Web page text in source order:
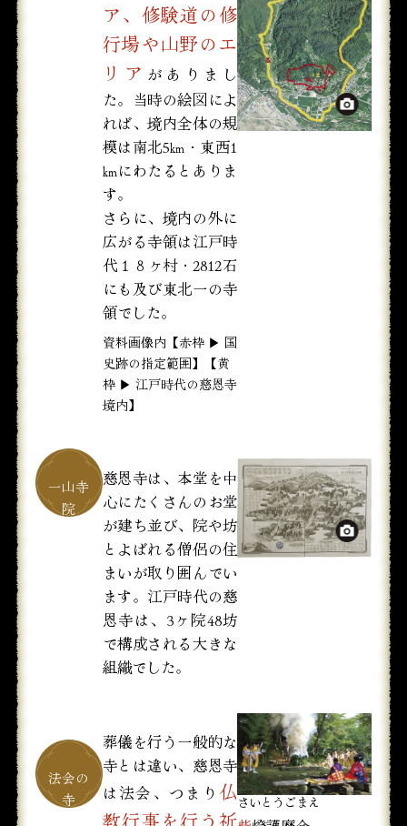
ア、修験道の修
行場や山野のエ
リア がありまし
た。当時の絵図によ
れば、境内全体の規
模は南北5㎞・東西1
㎞にわたるとありま
す。
さらに、境内の外に
広がる寺領は江戸時
代１８ヶ村・2812石
にも及び東北一の寺
領でした。
資料画像内【赤枠 ▶︎ 国
史跡の指定範囲】【黄
枠 ▶︎ 江戸時代の慈恩寺
境内】
慈恩寺は、本堂を中
心にたくさんのお堂
が建ち並び、院や坊
とよばれる僧侶の住
まいが取り囲んでい
ます。江戸時代の慈
恩寺は、3ヶ院48坊
で構成される大きな
組織でした。
葬儀を行う一般的な
寺とは違い、慈恩寺
は法会、つまり 仏
教行事を行う祈
さいとうごまえ